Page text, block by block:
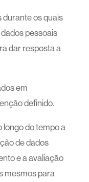
durante os quais
pessoais
dar resposta a
em
definido.
do tempo a
de dados
e a avaliação
mesmos para